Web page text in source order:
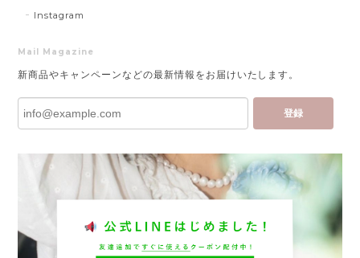
Instagram
Mail Magazine
新商品やキャンペーンなどの最新情報をお届けいたします。
登録